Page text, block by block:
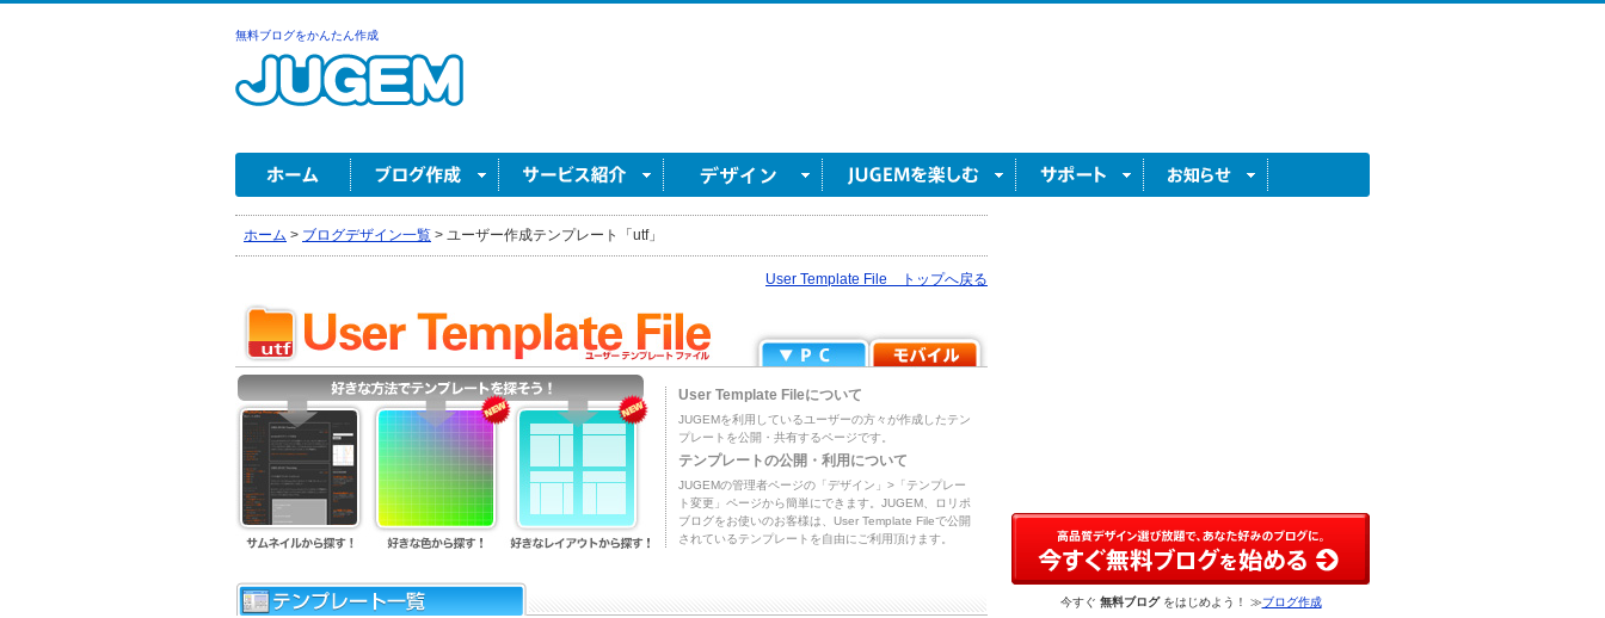
無料ブログをかんたん作成
ホーム > ブログデザイン一覧 > ユーザー作成テンプレート「utf」
User Template File トップへ戻る
User Template Fileについて
JUGEMを利用しているユーザーの方々が作成したテン
プレートを公開・共有するページです。
テンプレートの公開・利用について
JUGEMの管理者ページの「デザイン」>「テンプレー
ト変更」ページから簡単にできます。JUGEM、ロリポ
ブログをお使いのお客様は、User Template Fileで公開
されているテンプレートを自由にご利用頂けます。
今すぐ 無料ブログをはじめよう！ ≫ブログ作成